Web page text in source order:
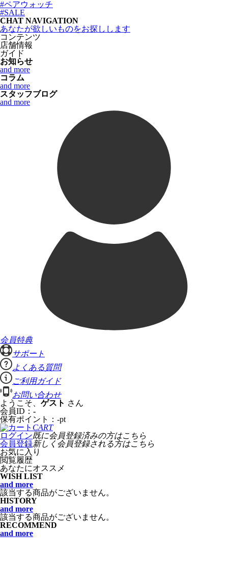
#ペアウォッチ
#SALE
CHAT NAVIGATION
あなたが欲しいものをお探しします
コンテンツ
店舗情報
ガイド
お知らせ
and more
コラム
and more
スタッフブログ
and more
会員特典
サポート
よくある質問
ご利用ガイド
お問い合わせ
ようこそ、 ゲスト さん
会員ID： -
保有ポイント： -pt
CART
ログイン既に会員登録済みの方はこちら
会員登録新しく会員登録される方はこちら
お気に入り
閲覧履歴
あなたにオススメ
WISH LIST
and more
該当する商品がございません。
HISTORY
and more
該当する商品がございません。
RECOMMEND
and more